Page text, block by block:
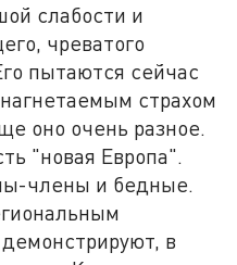
слабости и
чреватого
пытаются сейчас
нагнетаемым страхом
оно очень разное.
"новая Европа".
члены и бедные.
в